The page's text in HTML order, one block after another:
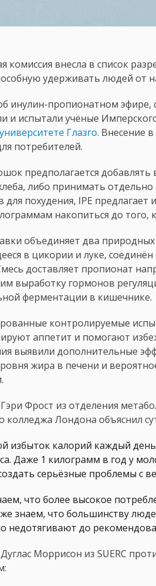
комиссия внесла в список
удерживать людей от
инулин-пропионатном
и испытали учёные
Глазго. Внесение
потребителей.
предполагается
либо принимать
для похудения, IPE
накопиться до того,
объединяет два
в цикории и луке,
доставляет пропионат
выработку гормонов
ферментации в кишечнике.
контролируемые
аппетит и помогают
выявили дополнительные
жира в печени и
Фрост из отделения
колледжа Лондона объяснил
избыток калорий каждый
Даже 1 килограмм в год у
серьёзные проблемы с
что более высокое
знаем, что большинству
недотягивают до
Моррисон из SUERC